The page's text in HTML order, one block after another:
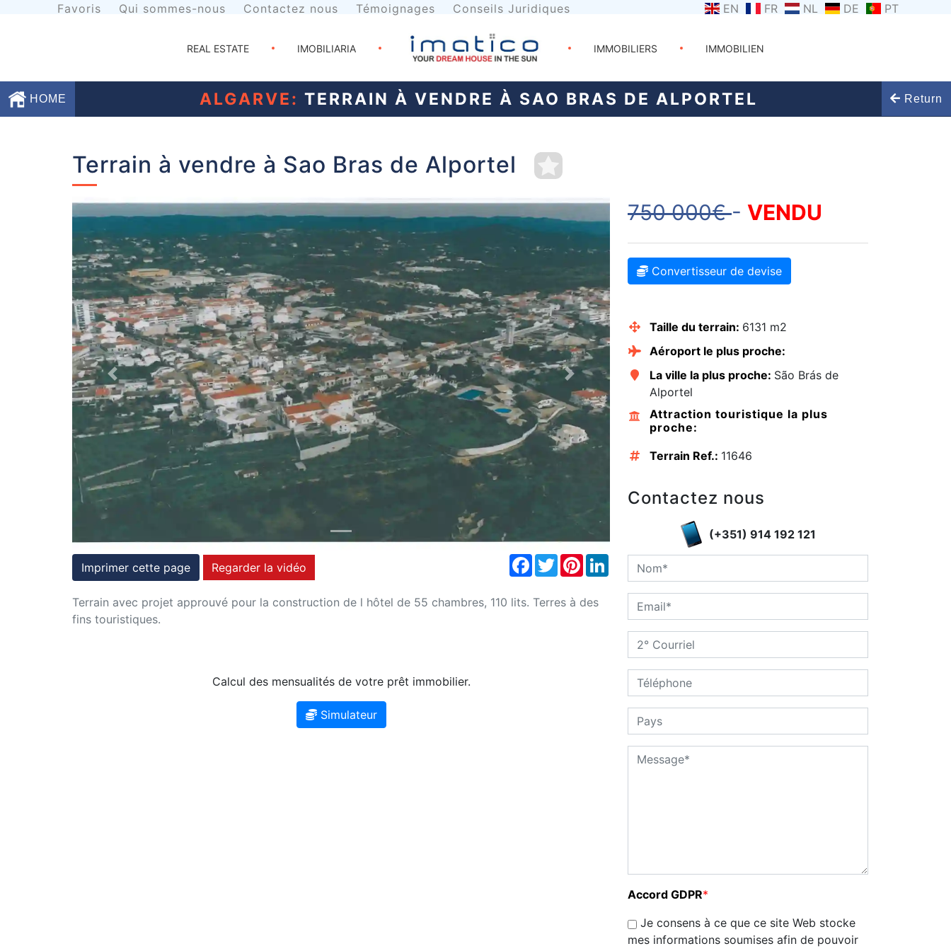
Favoris Qui sommes-nous Contactez nous Témoignages Conseils Juridiques EN FR NL DE PT
REAL ESTATE IMOBILIARIA IMMOBILIERS IMMOBILIEN
HOME ALGARVE: TERRAIN À VENDRE À SAO BRAS DE ALPORTEL Return
Contactez
conditions
Témoignages
Juridiques
Terrain à vendre à Sao Bras de Alportel
Previous Next
Imprimer cette page Regarder la vidéo
Facebook
TwitterPinterestLinkedIn
Terrain avec projet approuvé pour la construction de l hôtel de 55 chambres, 110 lits. Terres à des
fins touristiques.
Calcul des mensualités de votre prêt immobilier.
Simulateur
750 000€- VENDU
Convertisseur de devise
Taille du terrain: 6131 m2
Aéroport le plus proche:
La ville la plus proche: São Brás de
Alportel
Attraction touristique la plus
proche:
Terrain Ref.: 11646
Contactez nous
(+351) 914 192 121
Accord GDPR*
Je consens à ce que ce site Web stocke
mes informations soumises afin de pouvoir